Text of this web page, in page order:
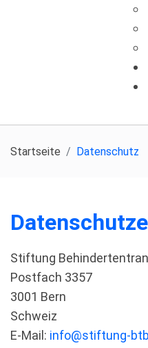
Startseite Datenschutz
Stiftung
Postfach 3357
3001 Bern
Schweiz
E-Mail: info@stiftung-